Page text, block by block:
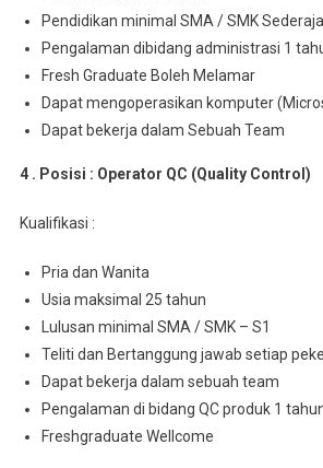
Pendidikan minimal SMA / SMK
Pengalaman dibidang administrasi 1
Fresh Graduate Boleh Melamar
Dapat mengoperasikan komputer
Dapat bekerja dalam Sebuah Team
4 . Posisi : Operator QC (Quality Control)
Kualifikasi :
Pria dan Wanita
Usia maksimal 25 tahun
Lulusan minimal SMA / SMK – S1
Teliti dan Bertanggung jawab setiap
Dapat bekerja dalam sebuah team
Pengalaman di bidang QC produk 1
Freshgraduate Wellcome